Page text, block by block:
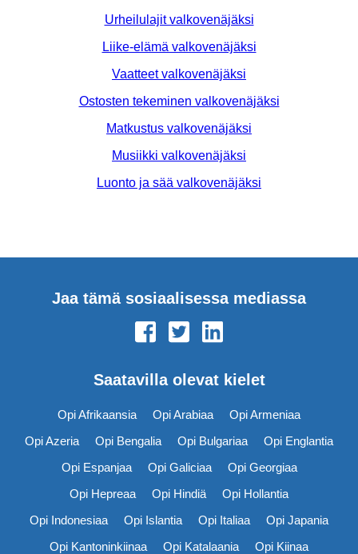
Urheilulajit valkovenäjäksi
Liike-elämä valkovenäjäksi
Vaatteet valkovenäjäksi
Ostosten tekeminen valkovenäjäksi
Matkustus valkovenäjäksi
Musiikki valkovenäjäksi
Luonto ja sää valkovenäjäksi
Jaa tämä sosiaalisessa mediassa
Saatavilla olevat kielet
Opi Afrikaansia Opi Arabiaa
Opi Armeniaa
Opi Azeria
Opi Bengalia Opi Bulgariaa
Opi Englantia
Opi Espanjaa
Opi Galiciaa
Opi Georgiaa
Opi Hepreaa
Opi Hindiä
Opi Hollantia
Opi Indonesiaa
Opi Islantia Opi Italiaa
Opi Japania
Opi Kantoninkiinaa
Opi Katalaania
Opi Kiinaa